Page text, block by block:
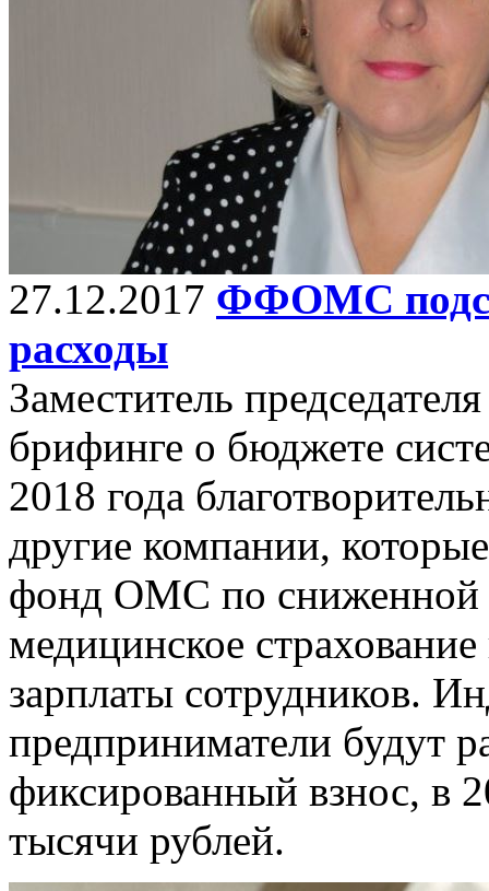
27.12.2017 ФФОМС
расходы
Заместитель
брифинге о бюджете
2018 года
другие компании,
фонд ОМС по сниженной
медицинское
зарплаты сотрудников.
предприниматели будут
фиксированный взнос, в
тысячи рублей.